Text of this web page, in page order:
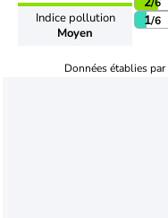
Indice pollution
Moyen
1/6
Données établies par